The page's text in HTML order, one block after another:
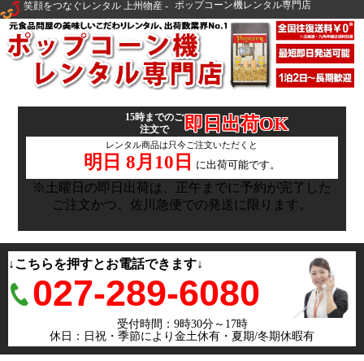
ポップコーン機レンタル専門店
15時までのご
注文で
即日出荷OK
レンタル商品は只今ご注文いただくと
明日 8月10日 に出荷可能です。
※土曜日の即日出荷は、正午までに予約が完了した
ご注文かつ、佐川急便での発送に限ります。
↓こちらを押すとお電話できます↓
027-289-6080
受付時間：9時30分～17時
休日：日祝・季節により金土休有・夏期/冬期休暇有